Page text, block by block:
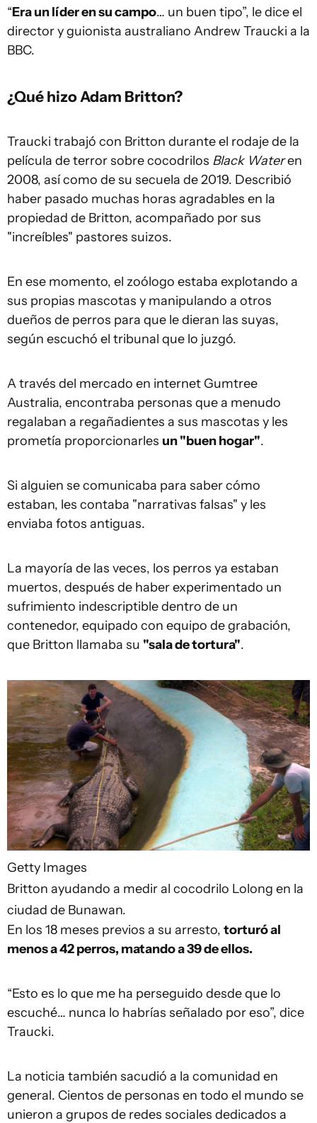
“Era un líder en su campo… un buen tipo”, le dice el
director y guionista australiano Andrew Traucki a la
BBC.
¿Qué hizo Adam Britton?
Traucki trabajó con Britton durante el rodaje de la
película de terror sobre cocodrilos Black Wateren
2008, así como de su secuela de 2019. Describió
haber pasado muchas horas agradables en la
propiedad de Britton, acompañado por sus
"increíbles" pastores suizos.
En ese momento, el zoólogo estaba explotando a
sus propias mascotas y manipulando a otros
dueños de perros para que le dieran las suyas,
según escuchó el tribunal que lo juzgó.
A través del mercado en internet Gumtree
Australia, encontraba personas que a menudo
regalaban a regañadientes a sus mascotas y les
prometía proporcionarles un "buen hogar".
Si alguien se comunicaba para saber cómo
estaban, les contaba "narrativas falsas" y les
enviaba fotos antiguas.
La mayoría de las veces, los perros ya estaban
muertos, después de haber experimentado un
sufrimiento indescriptible dentro de un
contenedor, equipado con equipo de grabación,
que Britton llamaba su "sala de tortura".
Getty Images
Britton ayudando a medir al cocodrilo Lolong en la
ciudad de Bunawan.
En los 18 meses previos a su arresto, torturó al
menos a 42 perros, matando a 39 de ellos.
“Esto es lo que me ha perseguido desde que lo
escuché… nunca lo habrías señalado por eso”, dice
Traucki.
La noticia también sacudió a la comunidad en
general. Cientos de personas en todo el mundo se
unieron a grupos de redes sociales dedicados a